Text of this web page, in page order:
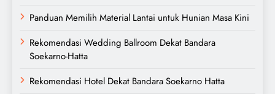
Panduan Memilih Material Lantai untuk Hunian Masa Kini
Rekomendasi Wedding Ballroom Dekat Bandara
Soekarno-Hatta
Rekomendasi Hotel Dekat Bandara Soekarno Hatta